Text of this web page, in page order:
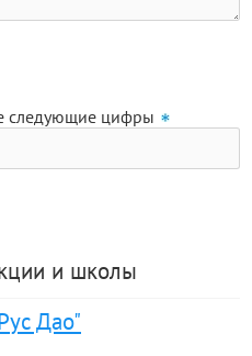
следующие цифры
и школы
Дао"